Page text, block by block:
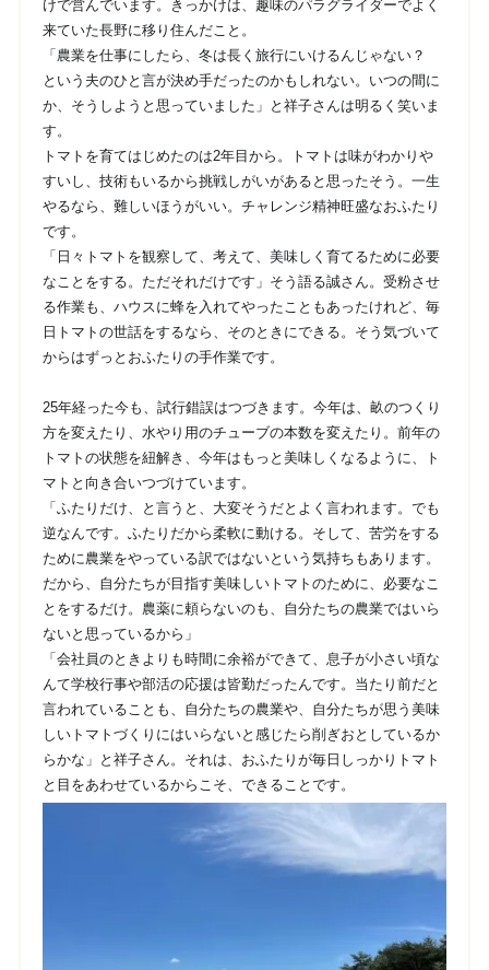
けで営んでいます。きっかけは、趣味のパラグライダーでよく
来ていた長野に移り住んだこと。
「農業を仕事にしたら、冬は長く旅行にいけるんじゃない？
という夫のひと言が決め手だったのかもしれない。いつの間に
か、そうしようと思っていました」と祥子さんは明るく笑いま
す。
トマトを育てはじめたのは2年目から。トマトは味がわかりや
すいし、技術もいるから挑戦しがいがあると思ったそう。一生
やるなら、難しいほうがいい。チャレンジ精神旺盛なおふたり
です。
「日々トマトを観察して、考えて、美味しく育てるために必要
なことをする。ただそれだけです」そう語る誠さん。受粉させ
る作業も、ハウスに蜂を入れてやったこともあったけれど、毎
日トマトの世話をするなら、そのときにできる。そう気づいて
からはずっとおふたりの手作業です。
25年経った今も、試行錯誤はつづきます。今年は、畝のつくり
方を変えたり、水やり用のチューブの本数を変えたり。前年の
トマトの状態を紐解き、今年はもっと美味しくなるように、ト
マトと向き合いつづけています。
「ふたりだけ、と言うと、大変そうだとよく言われます。でも
逆なんです。ふたりだから柔軟に動ける。そして、苦労をする
ために農業をやっている訳ではないという気持ちもあります。
だから、自分たちが目指す美味しいトマトのために、必要なこ
とをするだけ。農薬に頼らないのも、自分たちの農業ではいら
ないと思っているから」
「会社員のときよりも時間に余裕ができて、息子が小さい頃な
んて学校行事や部活の応援は皆勤だったんです。当たり前だと
言われていることも、自分たちの農業や、自分たちが思う美味
しいトマトづくりにはいらないと感じたら削ぎおとしているか
らかな」と祥子さん。それは、おふたりが毎日しっかりトマト
と目をあわせているからこそ、できることです。